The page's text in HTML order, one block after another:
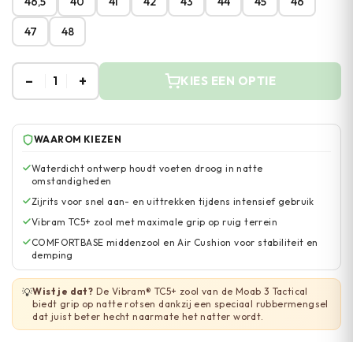
47 48
– 1 + KIES EEN OPTIE
WAAROM KIEZEN
Waterdicht ontwerp houdt voeten droog in natte
omstandigheden
Zijrits voor snel aan- en uittrekken tijdens intensief gebruik
Vibram TC5+ zool met maximale grip op ruig terrein
COMFORTBASE middenzool en Air Cushion voor stabiliteit en
demping
💡Wist je dat? De Vibram® TC5+ zool van de Moab 3 Tactical
biedt grip op natte rotsen dankzij een speciaal rubbermengsel
dat juist beter hecht naarmate het natter wordt.